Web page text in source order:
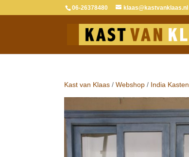
06-26378480 klaas@kastvanklaas.nl
Kast van Klaas / Webshop / India Kasten